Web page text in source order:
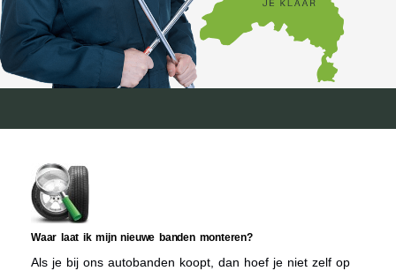
Waar laat ik mijn nieuwe banden monteren?
Als je bij ons autobanden koopt, dan hoef je niet zelf op